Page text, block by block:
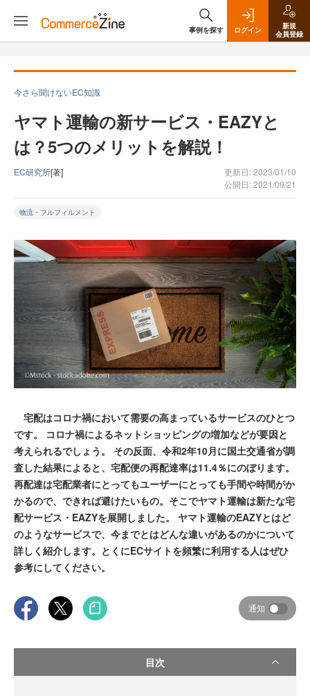
事例を探す ログイン
新規
会員登録
今さら聞けないEC知識
ヤマト運輸の新サービス・EAZYと
は？5つのメリットを解説！
EC研究所[著]
更新日: 2023/01/10
公開日: 2021/09/21
物流・フルフィルメント
宅配はコロナ禍において需要の高まっているサービスのひとつ
です。 コロナ禍によるネットショッピングの増加などが要因と
考えられるでしょう。 その反面、令和2年10月に国土交通省が調
査した結果によると、宅配便の再配達率は11.4％にのぼります。
再配達は宅配業者にとってもユーザーにとっても手間や時間がか
かるので、できれば避けたいもの。そこでヤマト運輸は新たな宅
配サービス・EAZYを展開しました。 ヤマト運輸のEAZYとはど
のようなサービスで、今までとはどんな違いがあるのかについて
詳しく紹介します。とくにECサイトを頻繁に利用する人はぜひ
参考にしてください。
通知
目次